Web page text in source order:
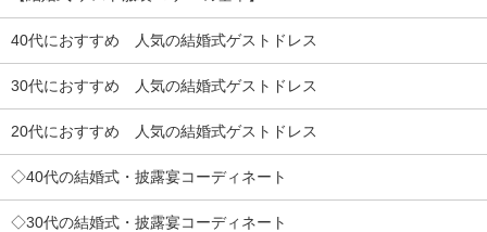
40代におすすめ 人気の結婚式ゲストドレス
30代におすすめ 人気の結婚式ゲストドレス
20代におすすめ 人気の結婚式ゲストドレス
◇40代の結婚式・披露宴コーディネート
◇30代の結婚式・披露宴コーディネート